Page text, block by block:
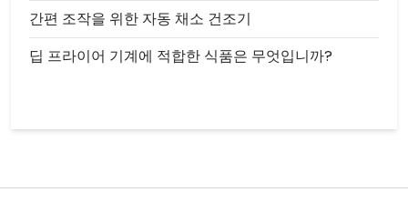
간편 조작을 위한 자동 채소 건조기
딥 프라이어 기계에 적합한 식품은 무엇입니까?